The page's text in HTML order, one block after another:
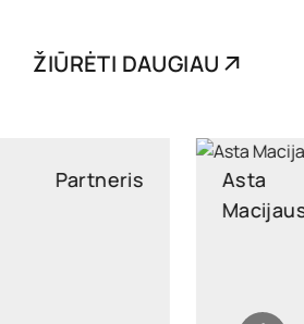
ŽIŪRĖTI DAUGIAU
Partnerė